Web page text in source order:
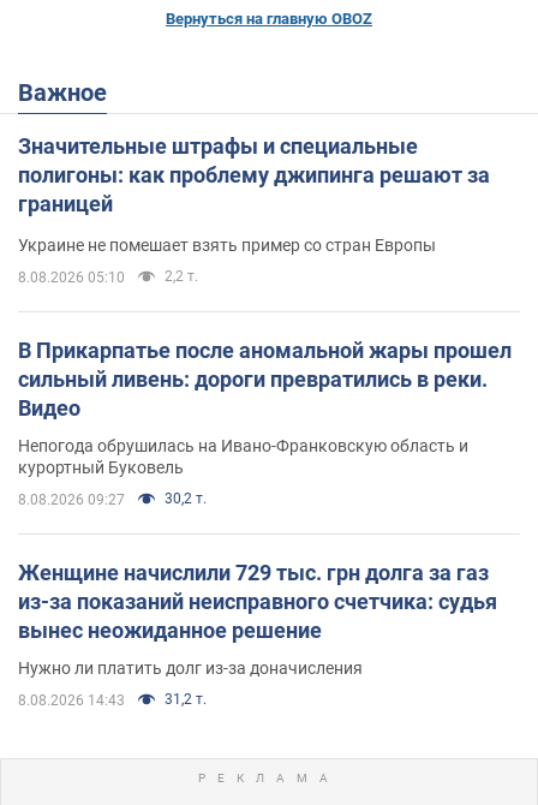
Вернуться на главную OBOZ
Важное
Значительные штрафы и специальные
полигоны: как проблему джипинга решают за
границей
Украине не помешает взять пример со стран Европы
8.08.2026 05:10 2,2 т.
В Прикарпатье после аномальной жары прошел
сильный ливень: дороги превратились в реки.
Видео
Непогода обрушилась на Ивано-Франковскую область и
курортный Буковель
8.08.2026 09:27 30,2 т.
Женщине начислили 729 тыс. грн долга за газ
из-за показаний неисправного счетчика: судья
вынес неожиданное решение
Нужно ли платить долг из-за доначисления
8.08.2026 14:43 31,2 т.